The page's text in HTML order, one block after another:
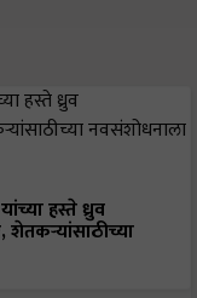
हस्ते ध्रुव
शेतकऱ्यांसाठीच्या